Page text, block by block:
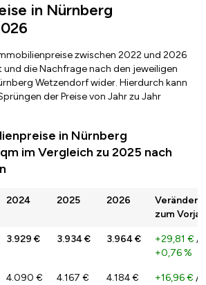
in Nürnberg
zwischen 2022 und 2026
die Nachfrage nach den jeweiligen
Wetzendorf wider. Hierdurch kann
der Preise von Jahr zu Jahr
in Nürnberg
im Vergleich zu 2025 nach
2024 2025 2026
zum
3.929 € 3.934 € 3.964 € +29,81 € /
+0,76 %
4.090 € 4.167 € 4.184 € +16,96 € /